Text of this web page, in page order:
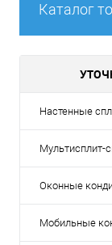
Каталог
Настенные
Мультисплит-
Оконные
Мобильные